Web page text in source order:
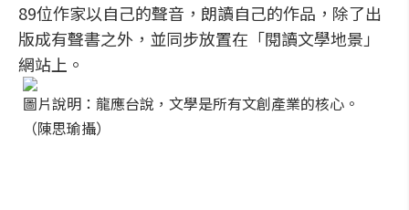
89位作家以自己的聲音，朗讀自己的作品，除了出
版成有聲書之外，並同步放置在「閱讀文學地景」
網站上。
圖片說明：龍應台說，文學是所有文創產業的核心。
（陳思瑜攝）